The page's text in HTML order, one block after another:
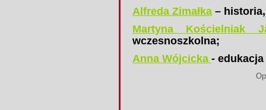
Alfreda Zimałka –
Martyna Kościelniak
wczesnoszkolna;
Anna Wójcicka -
Opracowała mgr